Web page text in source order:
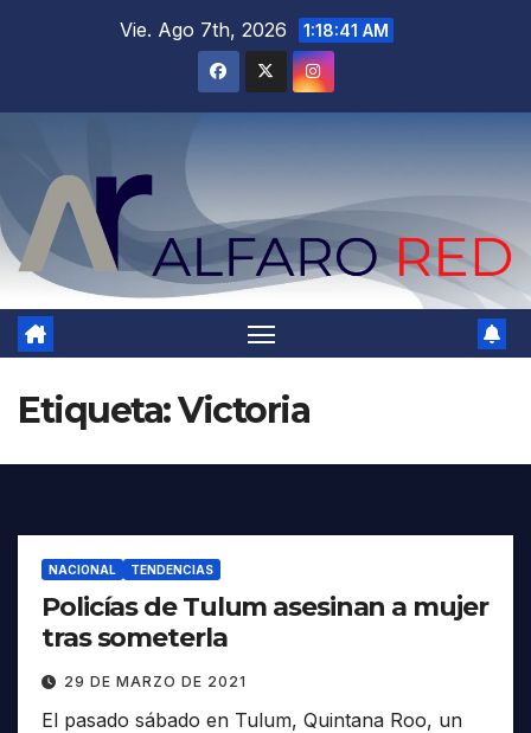
Vie. Ago 7th, 2026 1:18:42 AM
Etiqueta:Victoria
NACIONAL TENDENCIAS
Policías de Tulum asesinan a mujer
tras someterla
29 DE MARZO DE 2021
El pasado sábado en Tulum, Quintana Roo, un